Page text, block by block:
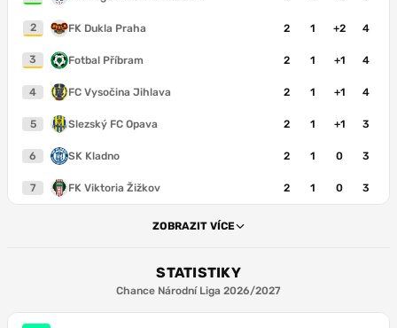
2 FK Dukla Praha 2 1 +2 4
3 Fotbal Příbram 2 1 +1 4
4 FC Vysočina Jihlava 2 1 +1 4
5 Slezský FC Opava 2 1 +1 3
6 SK Kladno 2 1 0 3
7 FK Viktoria Žižkov 2 1 0 3
ZOBRAZIT VÍCE
STATISTIKY
Chance Národní Liga 2026/2027